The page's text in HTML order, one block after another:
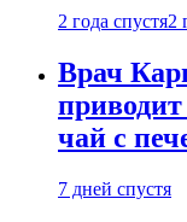
2 года спустя2
Врач
чай с
7 дней спустя